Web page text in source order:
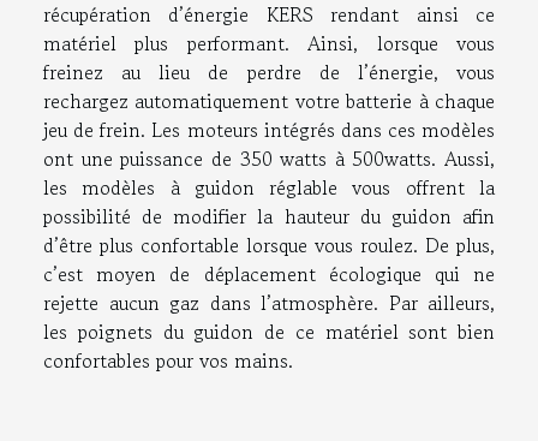
récupération d’énergie KERS rendant ainsi ce
matériel plus performant. Ainsi, lorsque vous
freinez au lieu de perdre de l’énergie, vous
rechargez automatiquement votre batterie à chaque
jeu de frein. Les moteurs intégrés dans ces modèles
ont une puissance de 350 watts à 500watts. Aussi,
les modèles à guidon réglable vous offrent la
possibilité de modifier la hauteur du guidon afin
d’être plus confortable lorsque vous roulez. De plus,
c’est moyen de déplacement écologique qui ne
rejette aucun gaz dans l’atmosphère. Par ailleurs,
les poignets du guidon de ce matériel sont bien
confortables pour vos mains.